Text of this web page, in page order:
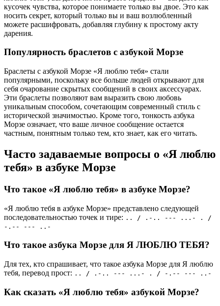
кусочек чувства, которое понимаете только вы двое. Это как
носить секрет, который только вы и ваш возлюбленный
можете расшифровать, добавляя глубину к простому акту
дарения.
Популярность браслетов с азбукой Морзе
Браслеты с азбукой Морзе «Я люблю тебя» стали
популярными, поскольку все больше людей открывают для
себя очарование скрытых сообщений в своих аксессуарах.
Эти браслеты позволяют вам выразить свою любовь
уникальным способом, сочетающим современный стиль с
исторической значимостью. Кроме того, тонкость азбука
Морзе означает, что ваше личное сообщение остается
частным, понятным только тем, кто знает, как его читать.
Часто задаваемые вопросы о «Я люблю
тебя» в азбуке Морзе
Что такое «Я люблю тебя» в азбуке Морзе?
«Я люблю тебя в азбуке Морзе» представлено следующей
последовательностью точек и тире: .. / .-.. --- ...- . /
-.-- --- ..-
Что такое азбука Морзе для Я ЛЮБЛЮ ТЕБЯ?
Для тех, кто спрашивает, что такое азбука Морзе для Я люблю
тебя, перевод прост: .. / .-.. --- ...- . / -.-- --- ..-
Как сказать «Я люблю тебя» азбукой Морзе?